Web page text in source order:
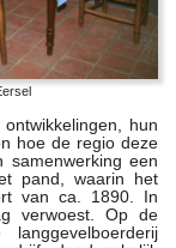
hun
hoe de regio deze
samenwerking een
pand, waarin het
van ca. 1890. In
verwoest. Op de